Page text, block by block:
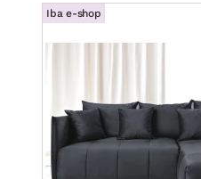
Iba e-shop